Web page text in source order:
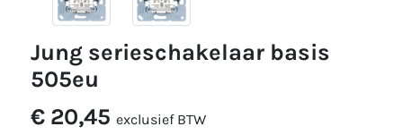
jung serieschakelaar basis
505eu
€ 20,45 exclusief BTW